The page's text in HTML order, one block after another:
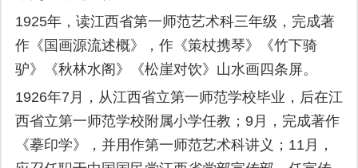
1925年，读江西省第一师范艺术科三年级，完成著
作《国画源流述概》，作《策杖携琴》《竹下骑
驴》《秋林水阁》《松崖对饮》山水画四条屏。
1926年7月，从江西省立第一师范学校毕业，后在江
西省立第一师范学校附属小学任教；9月，完成著作
《摹印学》，并用作第一师范艺术科讲义；11月，